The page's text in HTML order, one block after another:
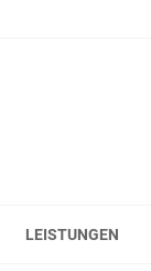
LEISTUNGEN